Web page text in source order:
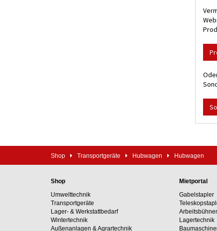
Shop Transportgeräte Hubwagen Hubwagen
Shop
Umwelttechnik
Transportgeräte
Lager- & Werkstattbedarf
Wintertechnik
Außenanlagen & Agrartechnik
Mietportal
Gabelstapler
Lagertechnik